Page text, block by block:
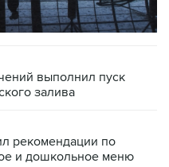
выполнил пуск
залива
рекомендации по
и дошкольное меню